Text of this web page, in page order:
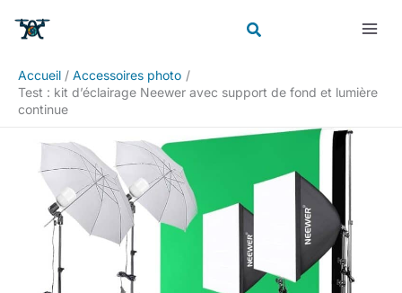
Accueil
Accessoires photo
Test : kit d’éclairage Neewer avec support de fond et lumière
continue